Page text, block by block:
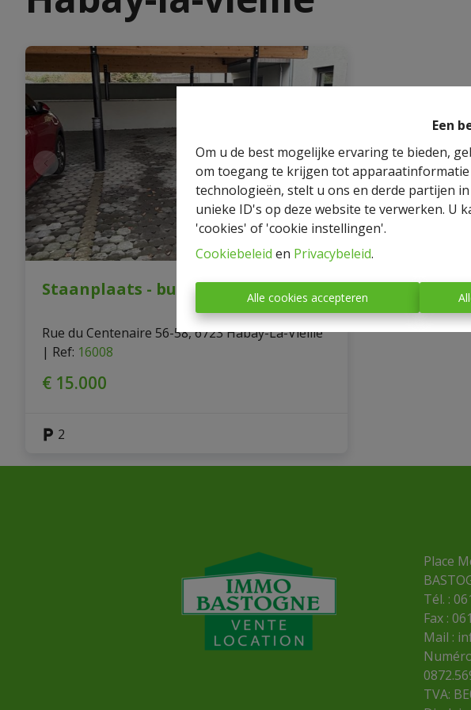
Een
Om u de best mogelijke ervaring te bieden,
om toegang te krijgen tot
technologieën, stelt u ons en derde partijen
unieke ID's op deze website te verwerken. U
'cookies' of 'cookie instellingen'.
Cookiebeleid en Privacybeleid.
Alle cookies accepteren
Staanplaats - buiten
Rue du Centenaire 56-58, 6723 Habay-La-Vieille
| Ref: 16008
€ 15.000
2
Place
Tél. :
Fax :
Mail :
TVA: